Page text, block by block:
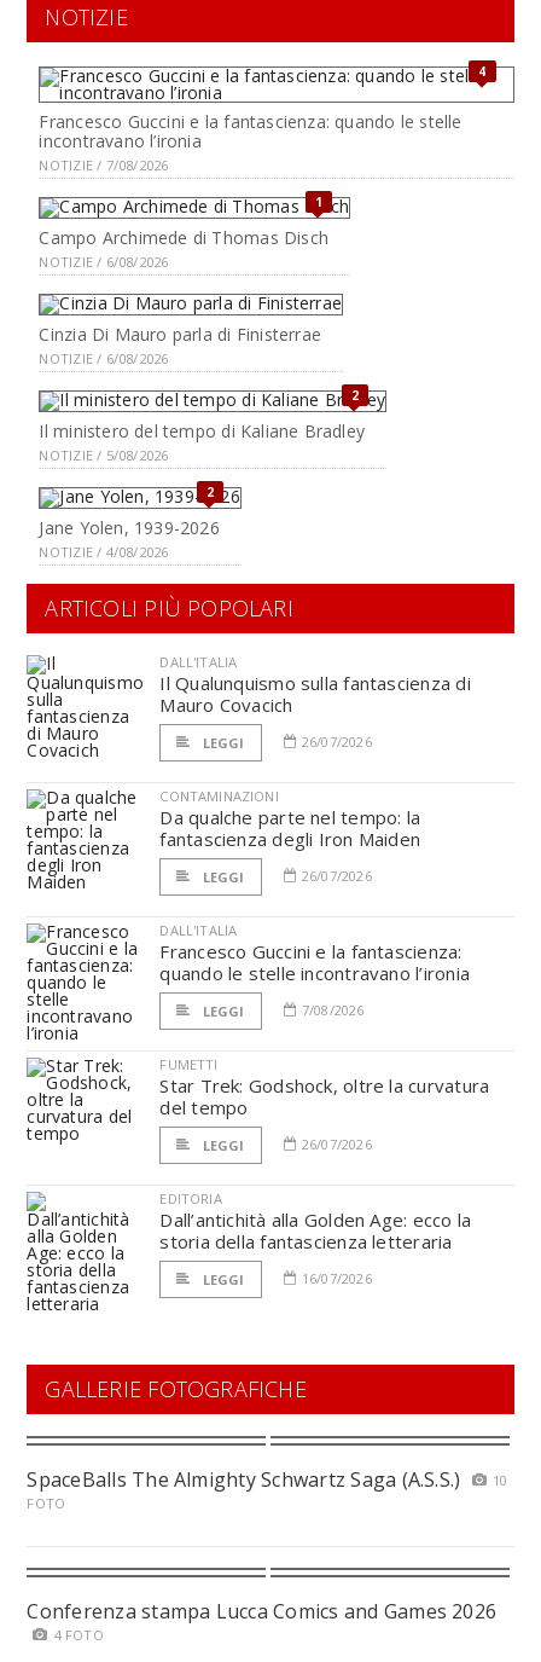
NOTIZIE
4
Francesco Guccini e la fantascienza: quando le stelle
incontravano l’ironia
NOTIZIE / 7/08/2026
1
Campo Archimede di Thomas Disch
NOTIZIE / 6/08/2026
Cinzia Di Mauro parla di Finisterrae
NOTIZIE / 6/08/2026
2
Il ministero del tempo di Kaliane Bradley
NOTIZIE / 5/08/2026
2
Jane Yolen, 1939-2026
NOTIZIE / 4/08/2026
ARTICOLI PIÙ POPOLARI
DALL'ITALIA
Il Qualunquismo sulla fantascienza di
Mauro Covacich
LEGGI 26/07/2026
CONTAMINAZIONI
Da qualche parte nel tempo: la
fantascienza degli Iron Maiden
LEGGI 26/07/2026
DALL'ITALIA
Francesco Guccini e la fantascienza:
quando le stelle incontravano l’ironia
LEGGI 7/08/2026
FUMETTI
Star Trek: Godshock, oltre la curvatura
del tempo
LEGGI 26/07/2026
EDITORIA
Dall’antichità alla Golden Age: ecco la
storia della fantascienza letteraria
LEGGI 16/07/2026
GALLERIE FOTOGRAFICHE
SpaceBalls The Almighty Schwartz Saga (A.S.S.)
10
FOTO
Conferenza stampa Lucca Comics and Games 2026
4 FOTO